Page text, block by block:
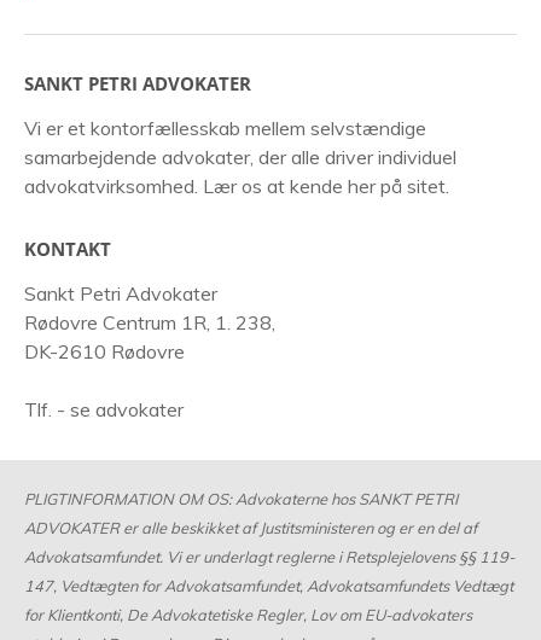
SANKT PETRI ADVOKATER
Vi er et kontorfællesskab mellem selvstændige
samarbejdende advokater, der alle driver individuel
advokatvirksomhed. Lær os at kende her på sitet.
KONTAKT
Sankt Petri Advokater
Rødovre Centrum 1R, 1. 238,
DK-2610 Rødovre
Tlf. - se advokater
PLIGTINFORMATION OM OS: Advokaterne hos SANKT PETRI
ADVOKATER er alle beskikket af Justitsministeren og er en del af
Advokatsamfundet. Vi er underlagt reglerne i Retsplejelovens §§ 119-
147, Vedtægten for Advokatsamfundet, Advokatsamfundets Vedtægt
for Klientkonti, De Advokatetiske Regler, Lov om EU-advokaters